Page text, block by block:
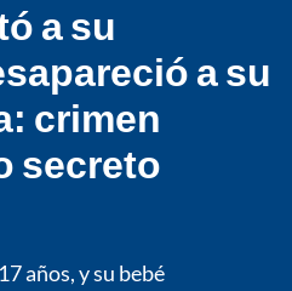
a su
a su
crimen
secreto
años, y su bebé